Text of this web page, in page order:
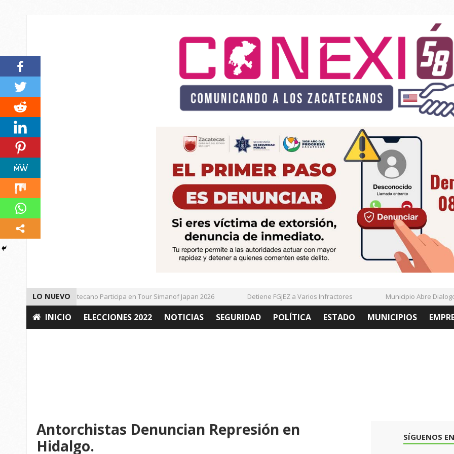
LO NUEVO
Universitario Zacatecano Participa en Tour Simanof Japan 2026 Detiene FGJEZ a Varios Infractores Municipio Abre Dialogo
INICIO ELECCIONES 2022 NOTICIAS SEGURIDAD POLÍTICA ESTADO MUNICIPIOS
Antorchistas Denuncian Represión en
Hidalgo.
SÍGUENOS